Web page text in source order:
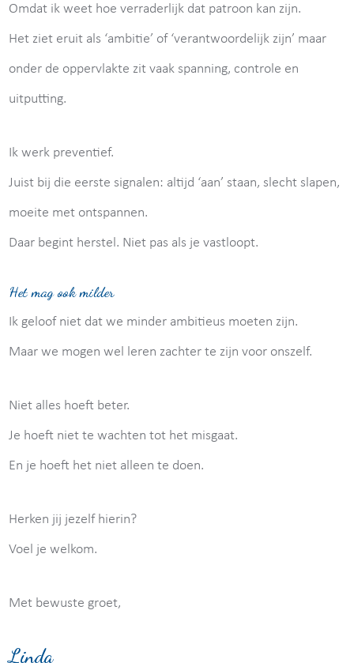
Omdat ik weet hoe verraderlijk dat patroon kan zijn.
Het ziet eruit als ‘ambitie’ of ‘verantwoordelijk zijn’ maar
onder de oppervlakte zit vaak spanning, controle en
uitputting.
Ik werk preventief.
Juist bij die eerste signalen: altijd ‘aan’ staan, slecht slapen,
moeite met ontspannen.
Daar begint herstel. Niet pas als je vastloopt.
Het mag ook milder
Ik geloof niet dat we minder ambitieus moeten zijn.
Maar we mogen wel leren zachter te zijn voor onszelf.
Niet alles hoeft beter.
Je hoeft niet te wachten tot het misgaat.
En je hoeft het niet alleen te doen.
Herken jij jezelf hierin?
Voel je welkom.
Met bewuste groet,
Linda